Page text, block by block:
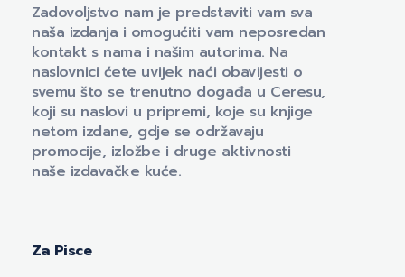
Zadovoljstvo nam je predstaviti vam sva
naša izdanja i omogućiti vam neposredan
kontakt s nama i našim autorima. Na
naslovnici ćete uvijek naći obavijesti o
svemu što se trenutno događa u Ceresu,
koji su naslovi u pripremi, koje su knjige
netom izdane, gdje se održavaju
promocije, izložbe i druge aktivnosti
naše izdavačke kuće.
Za Pisce